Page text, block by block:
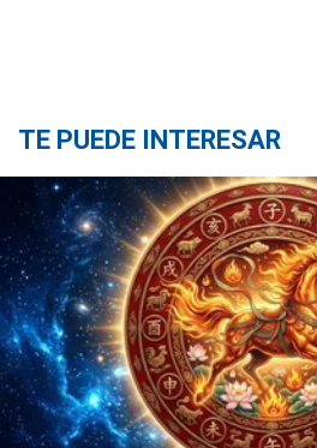
TE PUEDE INTERESAR